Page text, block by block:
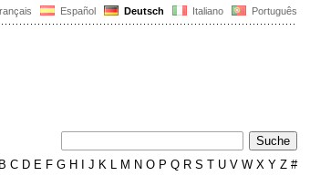
Español Deutsch Italiano Português
C D E F G H J K L M N O P Q R S T U V W X Y Z #